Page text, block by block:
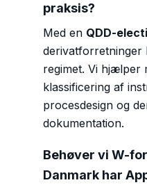
praksis?
Med en QDD-
derivatforretninger
regimet. Vi hjælper
klassificering af
procesdesign og
dokumentation.
Behøver vi W-
Danmark har